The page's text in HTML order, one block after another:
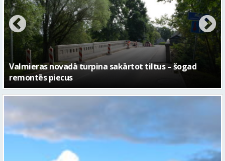
No pagaidu teātra līdz laikmetīgās kultūras centram
– kā attīstīsies “Kurtuve”